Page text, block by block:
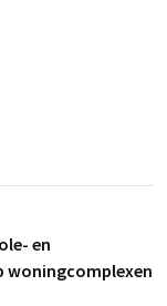
en
woningcomplexen